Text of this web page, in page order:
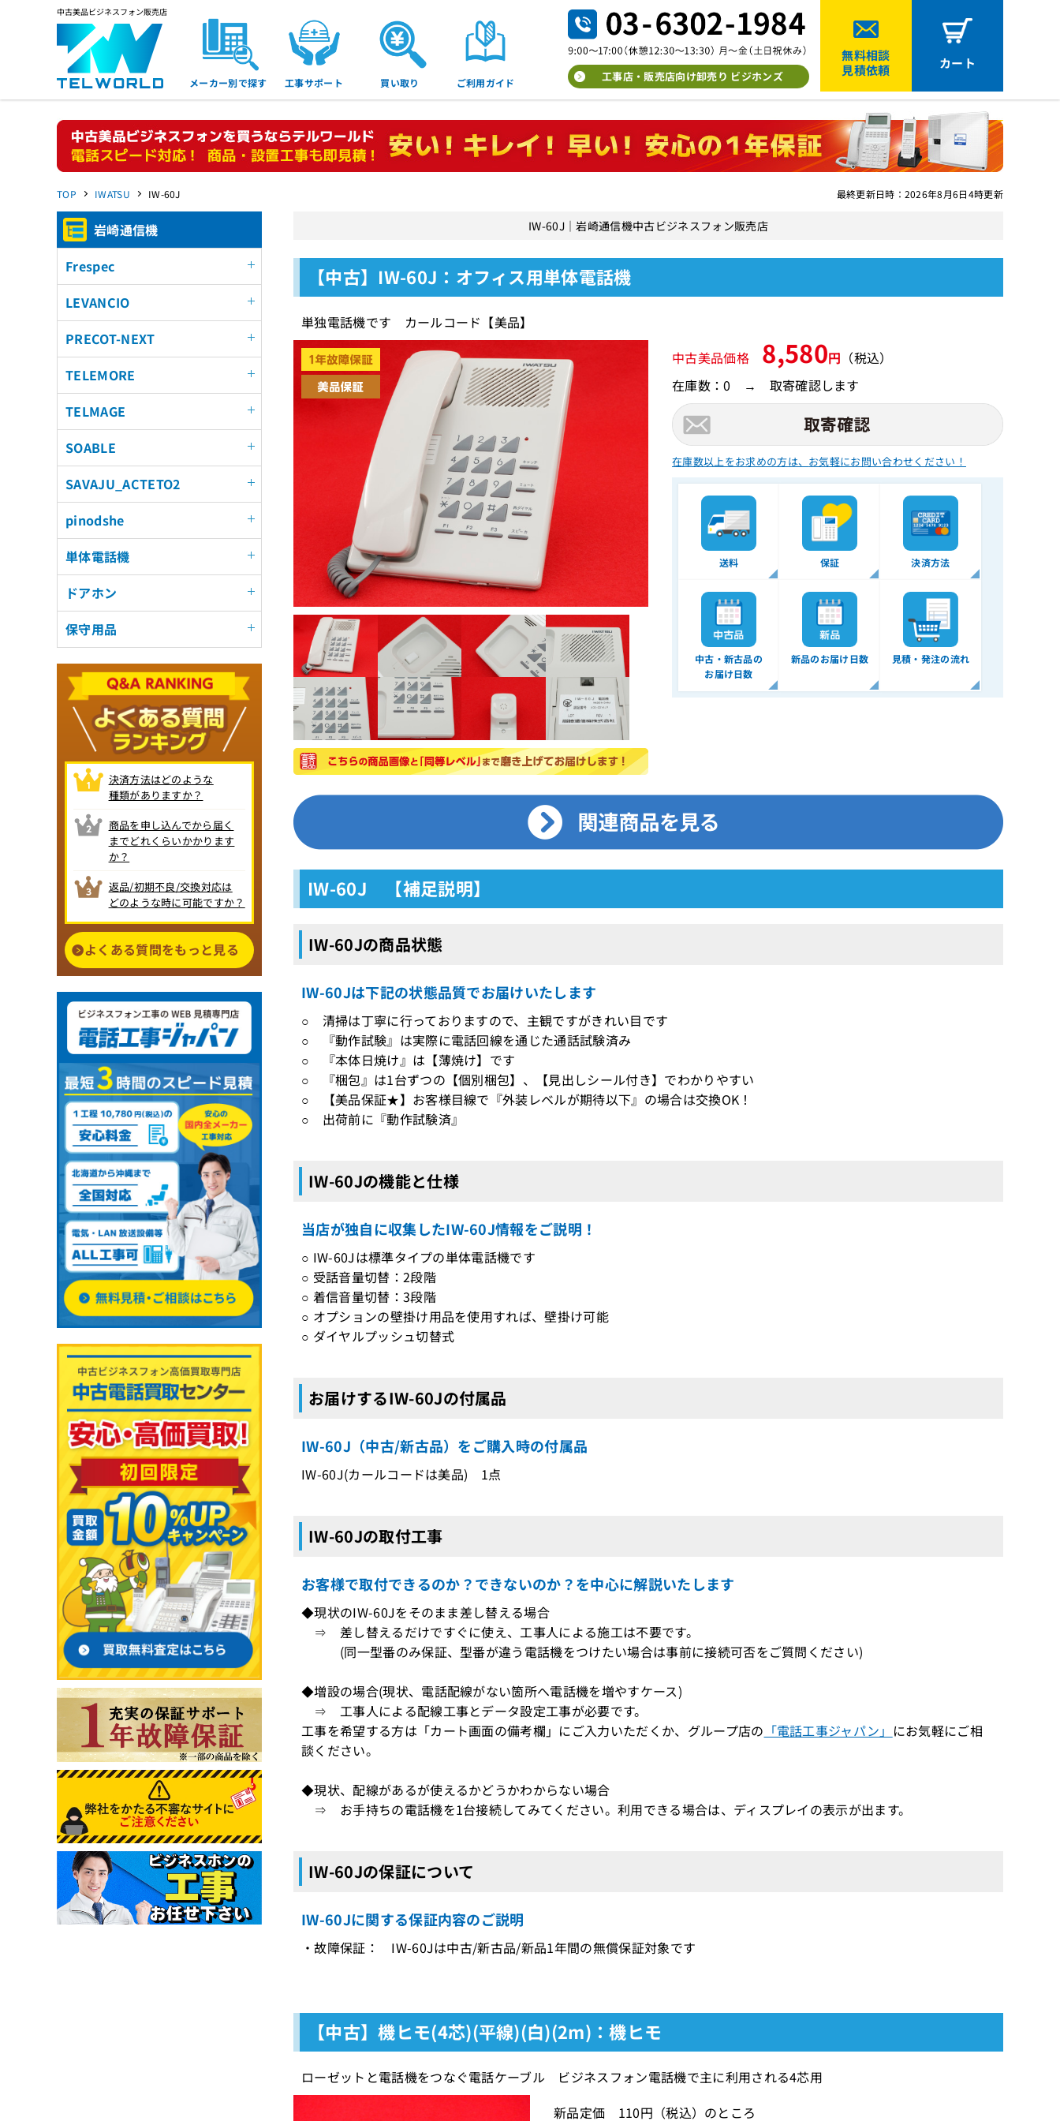
中古美品ビジネスフォン販売店
メーカー別で探す 工事サポート 買い取り ご利用ガイド 工事店・販売店向け卸売り ビジホンズ
無料相談
見積依頼
カート
最終更新日時：2026年8月6日4時更新
TOP IWATSU IW-60J
IW-60J｜岩崎通信機中古ビジネスフォン販売店
【中古】IW-60J：オフィス用単体電話機
単独電話機です カールコード【美品】
中古美品価格 8,580円 （税込）
在庫数：0 → 取寄確認します
在庫数以上をお求めの方は、 お気軽にお問い合わせください！
送料 保証 決済方法
中古・新古品の
お届け日数
新品のお届け日数 見積・発注の流れ
IW-60J 【補足説明】
IW-60Jの商品状態
IW-60Jは下記の状態品質でお届けいたします
○ 清掃は丁寧に行っておりますので、主観ですがきれい目です
○ 『動作試験』は実際に電話回線を通じた通話試験済み
○ 『本体日焼け』は【薄焼け】です
○ 『梱包』は1台ずつの【個別梱包】、【見出しシール付き】でわかりやすい
○ 【美品保証★】お客様目線で『外装レベルが期待以下』の場合は交換OK！
○ 出荷前に『動作試験済』
IW-60Jの機能と仕様
当店が独自に収集したIW-60J情報をご説明！
○ IW-60Jは標準タイプの単体電話機です
○ 受話音量切替：2段階
○ 着信音量切替：3段階
○ オプションの壁掛け用品を使用すれば、壁掛け可能
○ ダイヤルプッシュ切替式
お届けするIW-60Jの付属品
IW-60J（中古/新古品）をご購入時の付属品
IW-60J(カールコードは美品) 1点
IW-60Jの取付工事
お客様で取付できるのか？できないのか？を中心に解説いたします
◆現状のIW-60Jをそのまま差し替える場合
⇒ 差し替えるだけですぐに使え、工事人による施工は不要です。
(同一型番のみ保証、型番が違う電話機をつけたい場合は事前に接続可否をご質問ください)
◆増設の場合(現状、電話配線がない箇所へ電話機を増やすケース)
⇒ 工事人による配線工事とデータ設定工事が必要です。
工事を希望する方は「カート画面の備考欄」にご入力いただくか、グループ店の 「電話工事ジャパン」 にお気軽にご相
談ください。
◆現状、配線があるが使えるかどうかわからない場合
⇒ お手持ちの電話機を1台接続してみてください。利用できる場合は、ディスプレイの表示が出ます。
IW-60Jの保証について
IW-60Jに関する保証内容のご説明
・故障保証： IW-60Jは中古/新古品/新品1年間の無償保証対象です
【中古】機ヒモ(4芯)(平線)(白)(2m)：機ヒモ
ローゼットと電話機をつなぐ電話ケーブル ビジネスフォン電話機で主に利用される4芯用
新品定価 110円（税込）のところ
岩崎通信機
Frespec
LEVANCIO
PRECOT-NEXT
TELEMORE
TELMAGE
SOABLE
SAVAJU_ACTETO2
pinodshe
単体電話機
ドアホン
保守用品
決済方法はどのような
種類がありますか？
商品を申し込んでから届く
までどれくらいかかります
か？
返品/初期不良/交換対応は
どのような時に可能ですか？
よくある質問をもっと見る